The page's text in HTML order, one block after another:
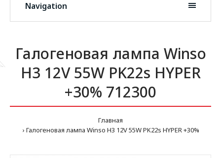
Navigation
Галогеновая лампа Winso
H3 12V 55W PK22s HYPER
+30% 712300
Главная
Галогеновая лампа Winso H3 12V 55W PK22s HYPER +30%